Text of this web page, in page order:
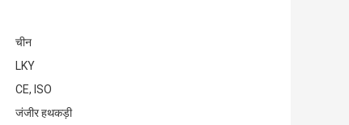
चीन
LKY
CE, ISO
जंजीर हथकड़ी